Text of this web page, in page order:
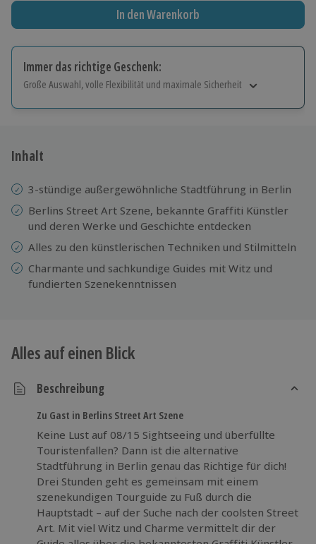
In den Warenkorb
Immer das richtige Geschenk:
Große Auswahl, volle Flexibilität und maximale Sicherheit
Jeder Gutschein für alle Erlebnisse einlösbar.
Inhalt
3-stündige außergewöhnliche Stadtführung in Berlin
Berlins Street Art Szene, bekannte Graffiti Künstler
und deren Werke und Geschichte entdecken
Alles zu den künstlerischen Techniken und Stilmitteln
Charmante und sachkundige Guides mit Witz und
fundierten Szenekenntnissen
Alles auf einen Blick
Beschreibung
Zu Gast in Berlins Street Art Szene
Keine Lust auf 08/15 Sightseeing und überfüllte
Touristenfallen? Dann ist die alternative
Stadtführung in Berlin genau das Richtige für dich!
Drei Stunden geht es gemeinsam mit einem
szenekundigen Tourguide zu Fuß durch die
Hauptstadt – auf der Suche nach der coolsten Street
Art. Mit viel Witz und Charme vermittelt dir der